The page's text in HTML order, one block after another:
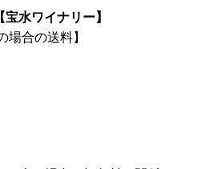
水ワイナリー】
場合の送料】